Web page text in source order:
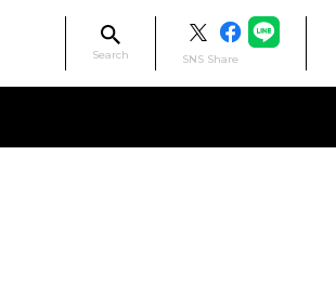
Search SNS Share